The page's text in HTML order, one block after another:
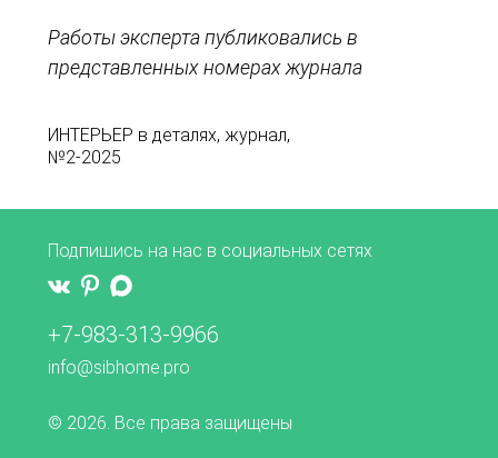
Работы эксперта публиковались в
представленных номерах журнала
ИНТЕРЬЕР в деталях, журнал,
№2-2025
Подпишись на нас в социальных сетях
+7-983-313-9966
info@sibhome.pro
© 2026. Все права защищены